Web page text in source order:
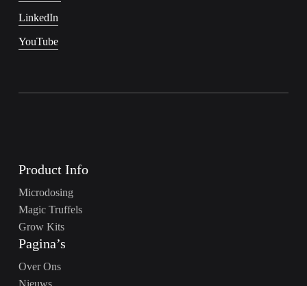
LinkedIn
YouTube
Product Info
Microdosing
Magic Truffels
Grow Kits
Pagina’s
Over Ons
Nieuws